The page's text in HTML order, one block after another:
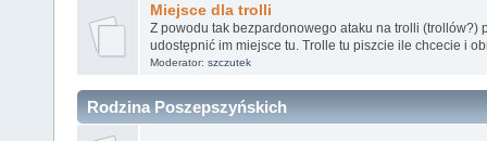
Miejsce dla trolli
Z powodu tak bezpardonowego ataku na trolli (trollów?)
udostępnić im miejsce tu. Trolle tu piszcie ile chcecie i
Moderator: szczutek
Rodzina Poszepszyńskich